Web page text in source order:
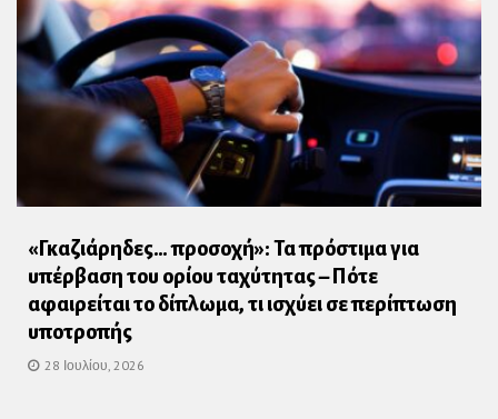
«Γκαζιάρηδες… προσοχή»: Τα πρόστιμα για
υπέρβαση του ορίου ταχύτητας – Πότε
αφαιρείται το δίπλωμα, τι ισχύει σε περίπτωση
υποτροπής
28 Ιουλίου, 2026